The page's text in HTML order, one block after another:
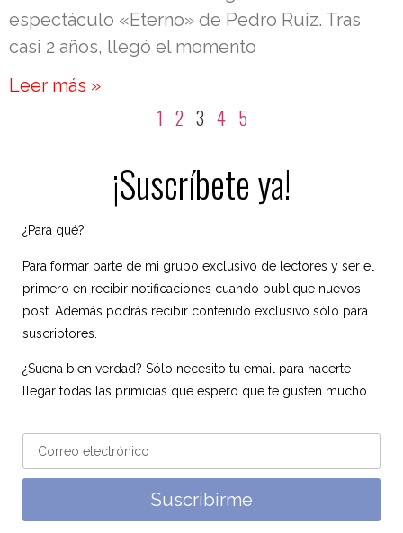
espectáculo «Eterno» de Pedro Ruiz. Tras
casi 2 años, llegó el momento
Leer más »
1 2 3 4 5
¡Suscríbete ya!
¿Para qué?
Para formar parte de mi grupo exclusivo de lectores y ser el
primero en recibir notificaciones cuando publique nuevos
post. Además podrás recibir contenido exclusivo sólo para
suscriptores.
¿Suena bien verdad? Sólo necesito tu email para hacerte
llegar todas las primicias que espero que te gusten mucho.
Suscribirme